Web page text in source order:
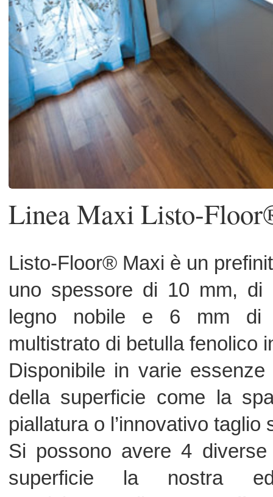
Linea Maxi Listo-Floor® by
Listo-Floor® Maxi è un prefinito 2
uno spessore di 10 mm, di cui 4
legno nobile e 6 mm di
multistrato di betulla fenolico
Disponibile in varie essenze e
della superficie come la
piallatura o l’innovativo taglio sega .
Si possono avere 4 diverse
superficie la nostra ed
verniciatura all’acqua “effetto
verniciatura UV 6 mani
particolare oliatura OIL naturale
infine la verniciatura lucida della
Consigliato per posa incollata e
con riscaldamento e raffrescamento
Su richiesta lo si può realizzare
Ungherese (la nostra linea
sinistra .
Nel Rovere potete avere inoltre